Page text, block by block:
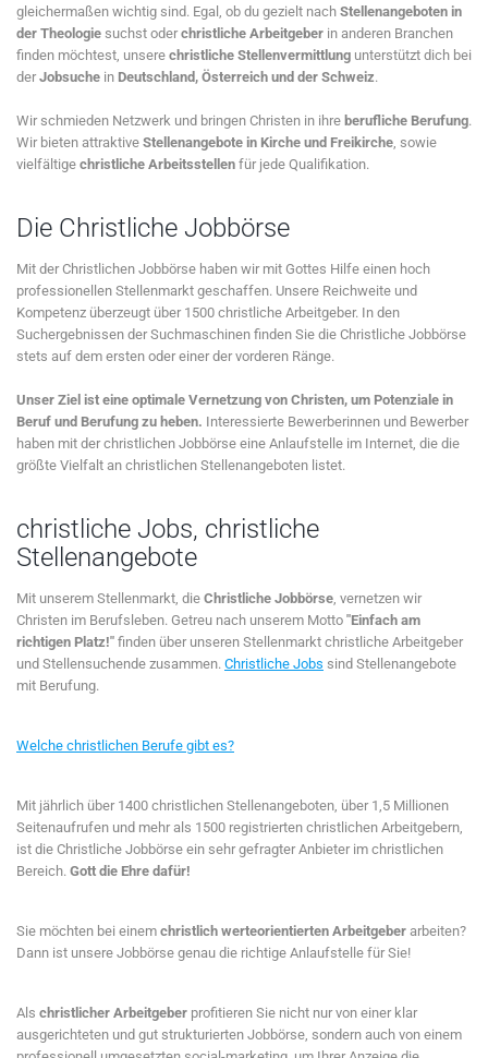
gleichermaßen wichtig sind. Egal, ob du gezielt nach Stellenangeboten in
der Theologie suchst oderchristliche Arbeitgeber in anderen Branchen
finden möchtest, unsere christliche Stellenvermittlung unterstützt dich bei
derJobsuche in Deutschland, Österreich und der Schweiz.
Wir schmieden Netzwerk und bringen Christen in ihre berufliche Berufung.
Wir bieten attraktive Stellenangebote in Kirche und Freikirche, sowie
vielfältige christliche Arbeitsstellen für jede Qualifikation.
Die Christliche Jobbörse
Mit der Christlichen Jobbörse haben wir mit Gottes Hilfe einen hoch
professionellen Stellenmarkt geschaffen. Unsere Reichweite und
Kompetenz überzeugt über 1500 christliche Arbeitgeber. In den
Suchergebnissen der Suchmaschinen finden Sie die Christliche Jobbörse
stets auf dem ersten oder einer der vorderen Ränge.
Unser Ziel ist eine optimale Vernetzung von Christen, um Potenziale in
Beruf und Berufung zu heben. Interessierte Bewerberinnen und Bewerber
haben mit der christlichen Jobbörse eine Anlaufstelle im Internet, die die
größte Vielfalt an christlichen Stellenangeboten listet.
christliche Jobs, christliche
Stellenangebote
Mit unserem Stellenmarkt, die Christliche Jobbörse, vernetzen wir
Christen im Berufsleben. Getreu nach unserem Motto "Einfach am
richtigen Platz!" finden über unseren Stellenmarkt christliche Arbeitgeber
und Stellensuchende zusammen. Christliche Jobs sind Stellenangebote
mit Berufung.
Welche christlichen Berufe gibt es?
Mit jährlich über 1400 christlichen Stellenangeboten, über 1,5 Millionen
Seitenaufrufen und mehr als 1500 registrierten christlichen Arbeitgebern,
ist die Christliche Jobbörse ein sehr gefragter Anbieter im christlichen
Bereich. Gott die Ehre dafür!
Sie möchten bei einem christlich werteorientierten Arbeitgeber arbeiten?
Dann ist unsere Jobbörse genau die richtige Anlaufstelle für Sie!
Als christlicher Arbeitgeber profitieren Sie nicht nur von einer klar
ausgerichteten und gut strukturierten Jobbörse, sondern auch von einem